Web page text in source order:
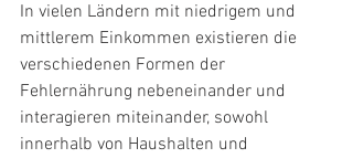
In vielen Ländern mit niedrigem und
mittlerem Einkommen existieren die
verschiedenen Formen der
Fehlernährung nebeneinander und
interagieren miteinander, sowohl
innerhalb von Haushalten und